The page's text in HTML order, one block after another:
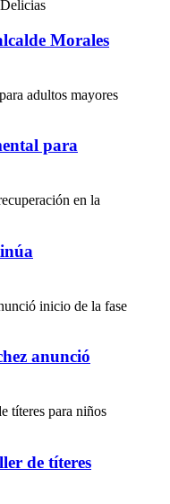
Morales
para
anunció
de títeres